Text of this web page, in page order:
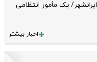
یک مأمور انتظامی
اخبار بیشتر